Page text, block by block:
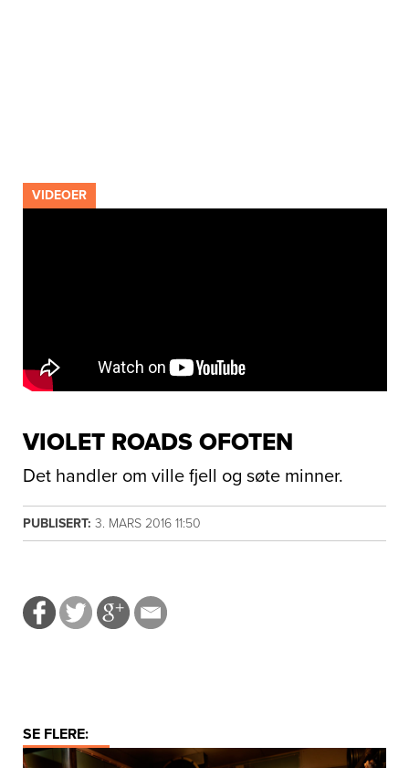
VIDEOER
VIOLET ROADS OFOTEN
Det handler om ville fjell og søte minner.
PUBLISERT: 3. MARS 2016 11:50
SE FLERE: